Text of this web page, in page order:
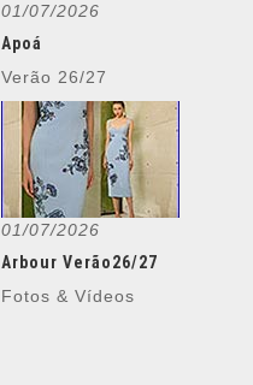
01/07/2026
Apoá
Verão 26/27
01/07/2026
Arbour Verão26/27
Fotos & Vídeos